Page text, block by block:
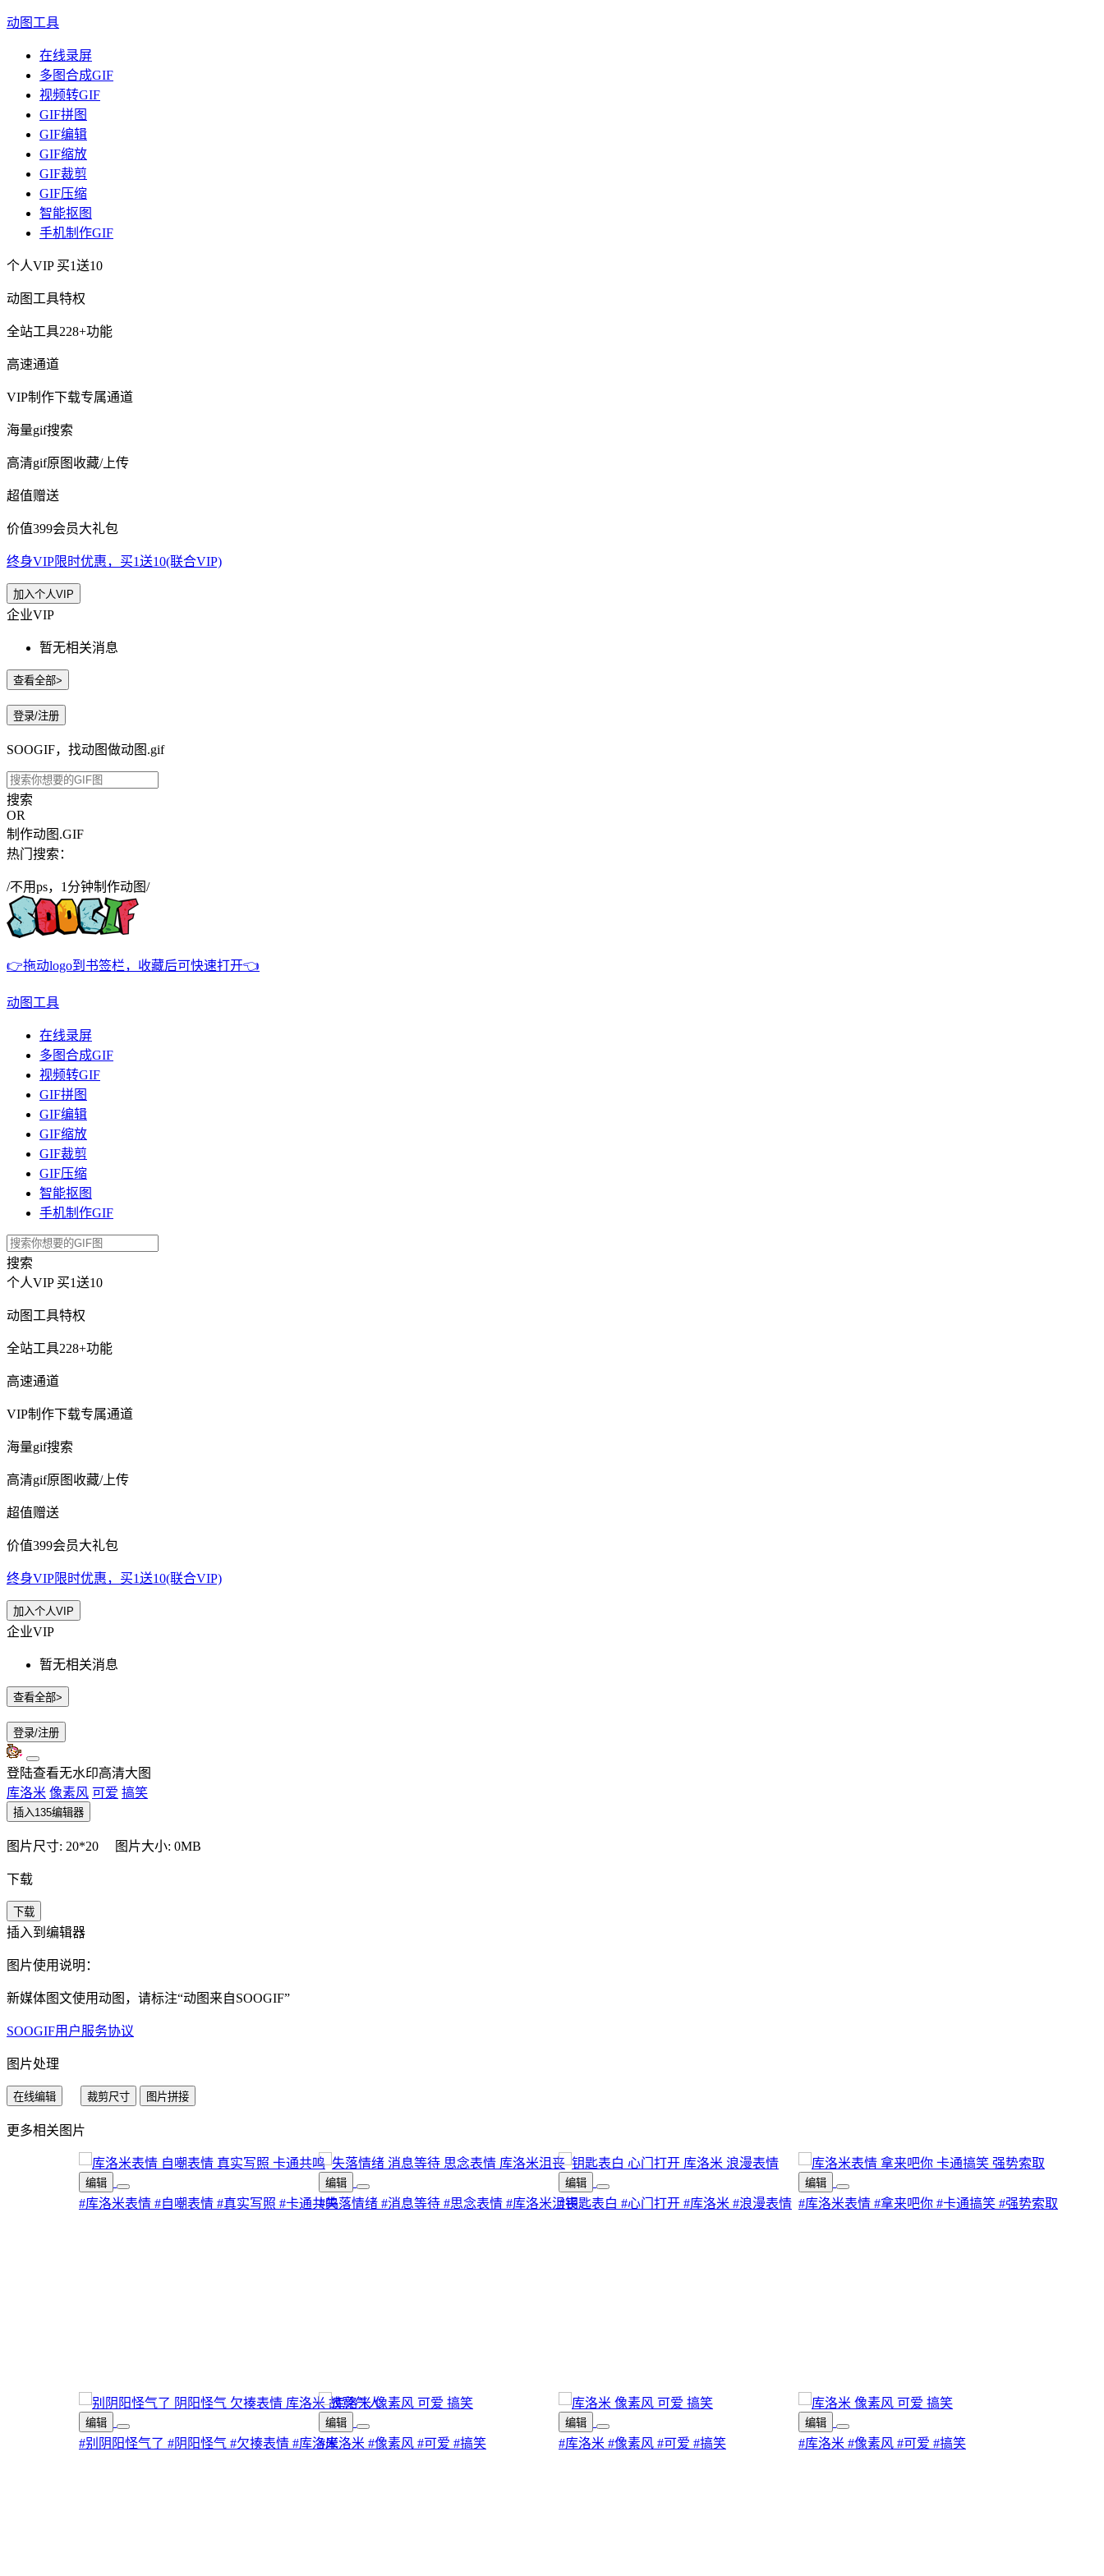
动图工具
在线录屏
多图合成GIF
视频转GIF
GIF拼图
GIF编辑
GIF缩放
GIF裁剪
GIF压缩
智能抠图
手机制作GIF
个人VIP 买1送10
动图工具特权
全站工具228+功能
高速通道
VIP制作下载专属通道
海量gif搜索
高清gif原图收藏/上传
超值赠送
价值399会员大礼包
终身VIP限时优惠，买1送10(联合VIP)
加入个人VIP
企业VIP
暂无相关消息
查看全部>
登录/注册
SOOGIF，找动图做动图.gif
搜索
OR
制作动图.GIF
热门搜索：
/不用ps，1分钟制作动图/
👉拖动logo到书签栏，收藏后可快速打开👈
动图工具
在线录屏
多图合成GIF
视频转GIF
GIF拼图
GIF编辑
GIF缩放
GIF裁剪
GIF压缩
智能抠图
手机制作GIF
搜索
个人VIP 买1送10
动图工具特权
全站工具228+功能
高速通道
VIP制作下载专属通道
海量gif搜索
高清gif原图收藏/上传
超值赠送
价值399会员大礼包
终身VIP限时优惠，买1送10(联合VIP)
加入个人VIP
企业VIP
暂无相关消息
查看全部>
登录/注册
登陆查看无水印高清大图
库洛米 像素风 可爱 搞笑
插入135编辑器
图片尺寸: 20*20 图片大小: 0MB
下载
下载
插入到编辑器
图片使用说明：
新媒体图文使用动图，请标注“动图来自SOOGIF”
SOOGIF用户服务协议
图片处理
在线编辑 裁剪尺寸 图片拼接
更多相关图片
编辑
#库洛米表情 #自嘲表情 #真实写照 #卡通共鸣
编辑
#失落情绪 #消息等待 #思念表情 #库洛米沮丧
编辑
#钥匙表白 #心门打开 #库洛米 #浪漫表情
编辑
#库洛米表情 #拿来吧你 #卡通搞笑 #强势索取
编辑
#别阴阳怪气了 #阴阳怪气 #欠揍表情 #库洛米
编辑
#库洛米 #像素风 #可爱 #搞笑
编辑
#库洛米 #像素风 #可爱 #搞笑
编辑
#库洛米 #像素风 #可爱 #搞笑